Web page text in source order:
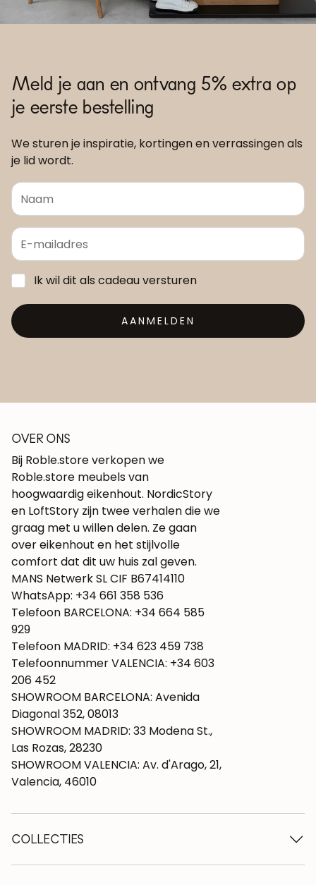
Meld je aan en ontvang 5% extra op
je eerste bestelling
We sturen je inspiratie, kortingen en verrassingen als
je lid wordt.
Ik wil dit als cadeau versturen
AANMELDEN
OVER ONS
Bij Roble.store verkopen we
Roble.store meubels van
hoogwaardig eikenhout. NordicStory
en LoftStory zijn twee verhalen die we
graag met u willen delen. Ze gaan
over eikenhout en het stijlvolle
comfort dat dit uw huis zal geven.
MANS Netwerk SL CIF B67414110
WhatsApp: +34 661 358 536
Telefoon BARCELONA: +34 664 585
929
Telefoon MADRID: +34 623 459 738
Telefoonnummer VALENCIA: +34 603
206 452
SHOWROOM BARCELONA: Avenida
Diagonal 352, 08013
SHOWROOM MADRID: 33 Modena St.,
Las Rozas, 28230
SHOWROOM VALENCIA: Av. d'Arago, 21,
Valencia, 46010
COLLECTIES
Houten tafels